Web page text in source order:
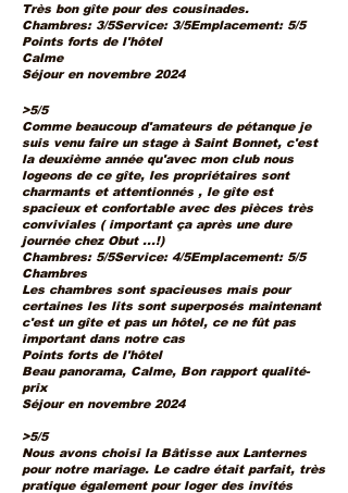
Très bon gîte pour des cousinades.
Chambres: 3/5Service: 3/5Emplacement: 5/5
Points forts de l'hôtel
Calme
Séjour en novembre 2024
>5/5
Comme beaucoup d'amateurs de pétanque je
suis venu faire un stage à Saint Bonnet, c'est
la deuxième année qu'avec mon club nous
logeons de ce gîte, les propriétaires sont
charmants et attentionnés , le gîte est
spacieux et confortable avec des pièces très
conviviales ( important ça après une dure
journée chez Obut ...!)
Chambres: 5/5Service: 4/5Emplacement: 5/5
Chambres
Les chambres sont spacieuses mais pour
certaines les lits sont superposés maintenant
c'est un gîte et pas un hôtel, ce ne fût pas
important dans notre cas
Points forts de l'hôtel
Beau panorama, Calme, Bon rapport qualité-
prix
Séjour en novembre 2024
>5/5
Nous avons choisi la Bâtisse aux Lanternes
pour notre mariage. Le cadre était parfait, très
pratique également pour loger des invités